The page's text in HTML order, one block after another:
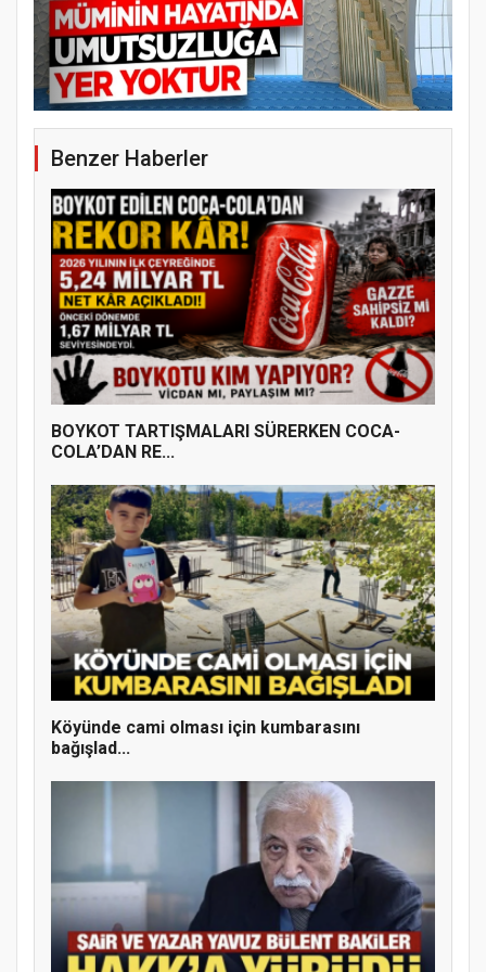
MÜFTÜ ABULSELAM ÖZDERE’YE ZİYARET
Hz. Peygamber ve Gençlik Konferansı
Benzer Haberler
BOYKOT TARTIŞMALARI SÜRERKEN COCA-
COLA’DAN RE...
Köyünde cami olması için kumbarasını
bağışlad...